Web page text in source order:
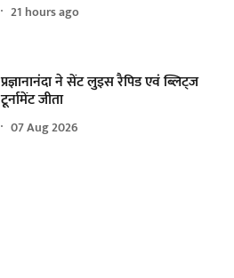
21 hours ago
प्रज्ञानानंदा ने सेंट लुइस रैपिड एवं ब्लिट्ज
टूर्नामेंट जीता
07 Aug 2026